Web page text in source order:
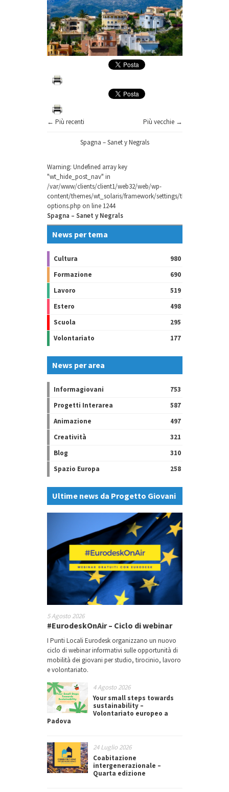
← Più recenti Più vecchie →
Spagna – Sanet y Negrals
Warning: Undefined array key
"wt_hide_post_nav" in
/var/www/clients/client1/web32/web/wp-
content/themes/wt_solaris/framework/settings/theme-
options.php on line 1244
Spagna – Sanet y Negrals
News per tema
Cultura
980
Formazione
690
Lavoro
519
Estero
498
Scuola
295
Volontariato
177
News per area
Informagiovani
753
Progetti Interarea
587
Animazione
497
Creatività
321
Blog
310
Spazio Europa
258
Ultime news da Progetto Giovani
5 Agosto 2026
#EurodeskOnAir – Ciclo di webinar
I Punti Locali Eurodesk organizzano un nuovo
ciclo di webinar informativi sulle opportunità di
mobilità dei giovani per studio, tirocinio, lavoro
e volontariato.
4 Agosto 2026
Your small steps towards
sustainability –
Volontariato europeo a
Padova
24 Luglio 2026
Coabitazione
intergenerazionale –
Quarta edizione